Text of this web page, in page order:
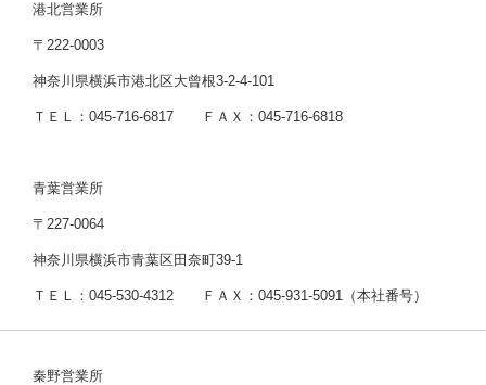
港北営業所
〒222-0003
神奈川県横浜市港北区大曾根3-2-4-101
ＴＥＬ：045-716-6817 ＦＡＸ：045-716-6818
青葉営業所
〒227-0064
神奈川県横浜市青葉区田奈町39-1
ＴＥＬ：045-530-4312 ＦＡＸ：045-931-5091（本社番号）
秦野営業所